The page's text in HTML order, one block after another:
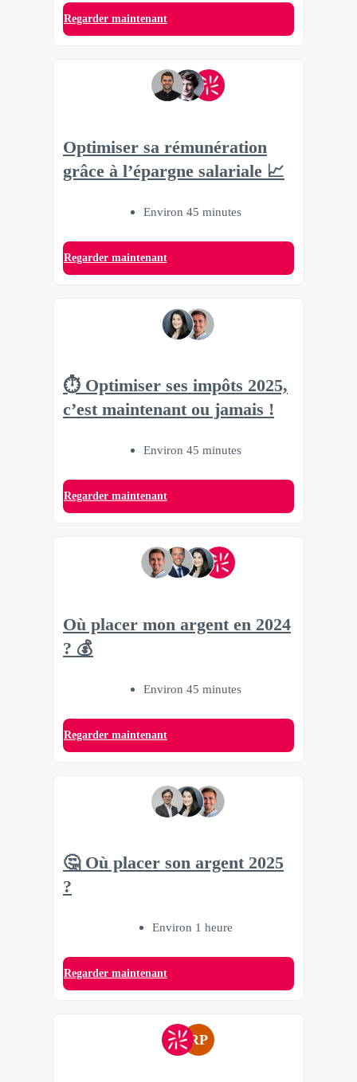
Regarder maintenant
Optimiser sa rémunération
grâce à l’épargne salariale 📈
Environ 45 minutes
Regarder maintenant
⏱ Optimiser ses impôts 2025,
c’est maintenant ou jamais !
Environ 45 minutes
Regarder maintenant
Où placer mon argent en 2024
? 💰
Environ 45 minutes
Regarder maintenant
🤔 Où placer son argent 2025
?
Environ 1 heure
Regarder maintenant
RP